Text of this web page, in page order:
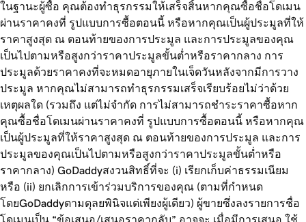
ในฐานะผู้ซื้อ คุณต้องทำธุรกรรมให้เสร็จสิ้นหากคุณซื้อชื่อโดเมน
ผ่านราคาคงที่ รูปแบบการซื้อตอนนี้ หรือหากคุณเป็นผู้ประมูลที่ให้
ราคาสูงสุด ณ ตอนท้ายของการประมูล และการประมูลของคุณ
เป็นไปตามหรือสูงกว่าราคาประมูลขั้นต่ำหรือราคากลาง การ
ประมูลด้วยราคาคงที่จะหมดอายุภายในเจ็ดวันหลังจากมีการวาง
ประมูล หากคุณไม่สามารถทำธุรกรรมเสร็จเรียบร้อยไม่ว่าด้วย
เหตุผลใด (รวมถึง แต่ไม่จำกัด การไม่สามารถชำระราคาซื้อหาก
คุณซื้อชื่อโดเมนผ่านราคาคงที่ รูปแบบการซื้อตอนนี้ หรือหากคุณ
เป็นผู้ประมูลที่ให้ราคาสูงสุด ณ ตอนท้ายของการประมูล และการ
ประมูลของคุณเป็นไปตามหรือสูงกว่าราคาประมูลขั้นต่ำหรือ
ราคากลาง) GoDaddyสงวนสิทธิ์ที่จะ (i) เรียกเก็บค่าธรรมเนียม
หรือ (ii) ยกเลิกการเข้าร่วมบริการของคุณ (ตามที่กำหนด
โดยGoDaddyตามดุลยพินิจแต่เพียงผู้เดียว) ผู้ขายซึ่งลงรายการชื่อ
โดเมนเป็น “ข้อเสนอ/เสนอราคากลับ” อาจจะ เมื่อมีการเสนอ ใช้